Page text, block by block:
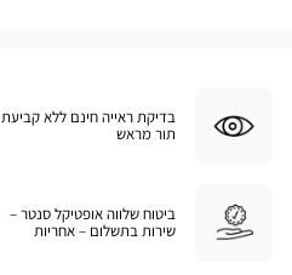
בדיקת ראייה חינם ללא קביעת
תור מראש
ביטוח שלווה אופטיקל סנטר –
שירות בתשלום – אחריות